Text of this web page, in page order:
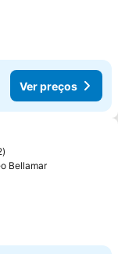
Ver preços
favoritos
Bellamar